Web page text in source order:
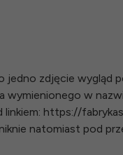
jedno zdjęcie wygląd
wymienionego w
linkiem: https://
natomiast pod